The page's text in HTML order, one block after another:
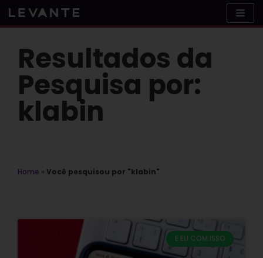
Skip
to
Resultados da
Pesquisa por:
klabin
Home » Você pesquisou por "klabin"
E EU COM ISSO